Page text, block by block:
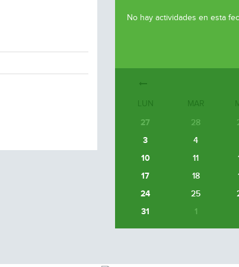
No hay actividades en esta
LUN MAR
27 28
3
4
10
11
17
18
24
25
31
1